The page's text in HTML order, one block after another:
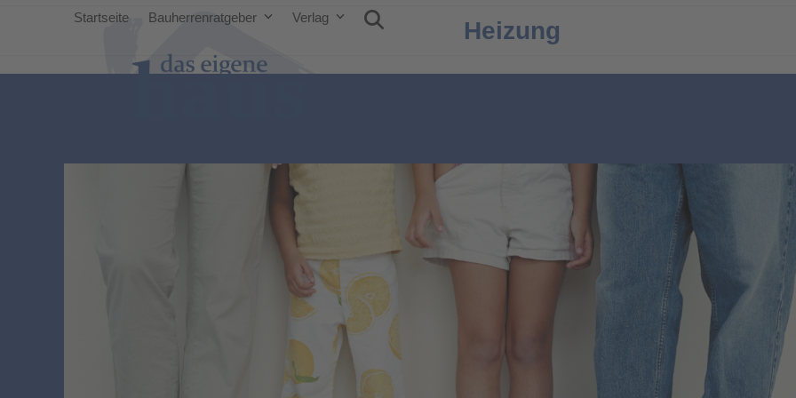
Startseite Bauherrenratgeber Verlag Heizung